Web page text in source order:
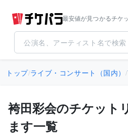
最安値が見つかるチケ
トップ/ライブ・コンサート（国内） /
袴田彩会のチケット
ます一覧